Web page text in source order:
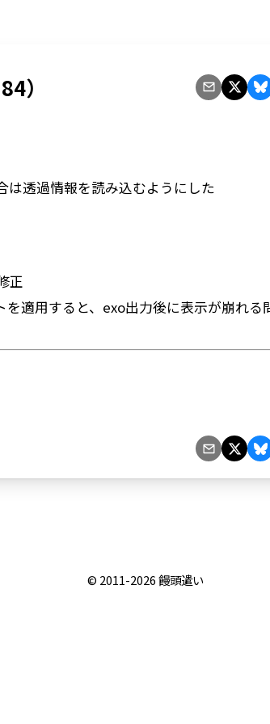
）
は透過情報を読み込むようにした
正
適用すると、exo出力後に表示が崩れる
© 2011-2026饅頭遣い